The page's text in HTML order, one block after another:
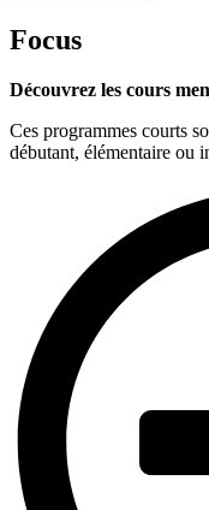
Focus
Découvrez les cours
Ces programmes courts
débutant, élémentaire ou